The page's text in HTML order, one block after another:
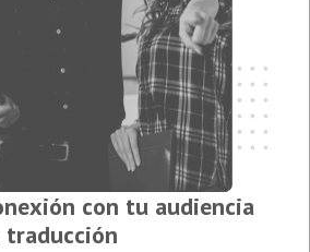
con tu audiencia